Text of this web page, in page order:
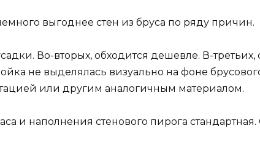
выгоднее стен из бруса по ряду причин.
Во-вторых, обходится дешевле. В-третьих,
не выделялась визуально на фоне
или другим аналогичным материалом.
и наполнения стенового пирога